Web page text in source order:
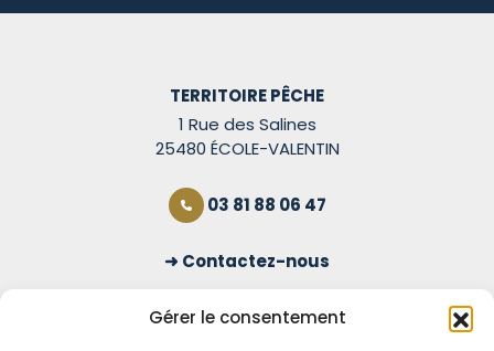
Gérer le consentement
TERRITOIRE PÊCHE
1 Rue des Salines
25480 ÉCOLE-VALENTIN
03 81 88 06 47
Contactez-nous